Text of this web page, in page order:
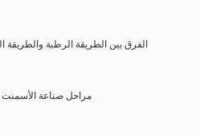
(21) الفرق بين الطريقة الرطبة
(22) مراحل صناعة